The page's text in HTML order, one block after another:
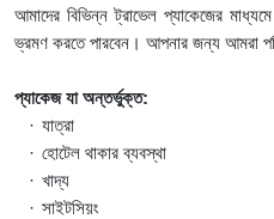
আমাদের বিভিন্ন ট্রাভেল প্যাকেজের
ভ্রমণ করতে পারবেন। আপনার জন্য আমরা
প্যাকেজ যা অন্তর্ভুক্ত:
· যাত্রা
· হোটেল থাকার ব্যবস্থা
· খাদ্য
· সাইটসিয়ং